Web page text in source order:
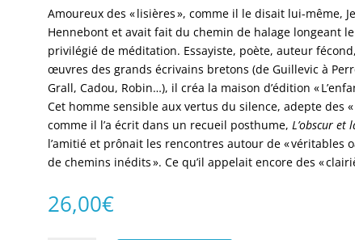
Amoureux des « lisières », comme il le disait lui-même,
Hennebont et avait fait du chemin de halage longeant
privilégié de méditation. Essayiste, poète, auteur
œuvres des grands écrivains bretons (de Guillevic à
Grall, Cadou, Robin…), il créa la maison d’édition «
Cet homme sensible aux vertus du silence, adepte des «
comme il l’a écrit dans un recueil posthume, L’obscur et
l’amitié et prônait les rencontres autour de « véritables
de chemins inédits ». Ce qu’il appelait encore des «
26,00€